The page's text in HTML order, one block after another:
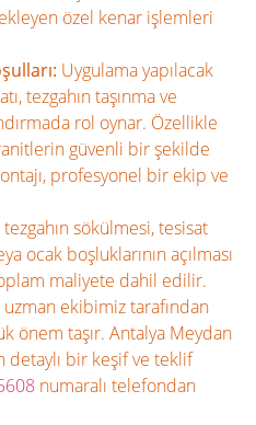
özel kenar işlemleri
Uygulama yapılacak
tezgahın taşınma ve
rol oynar. Özellikle
güvenli bir şekilde
profesyonel bir ekip ve
sökülmesi, tesisat
ocak boşluklarının açılması
maliyete dahil edilir.
ekibimiz tarafından
önem taşır. Antalya Meydan
detaylı bir keşif ve teklif
numaralı telefondan